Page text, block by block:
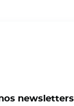
newsletters